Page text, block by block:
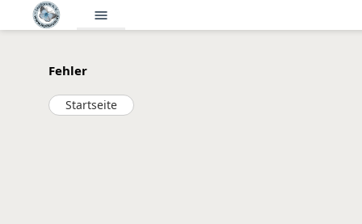
menu
Fehler
Startseite